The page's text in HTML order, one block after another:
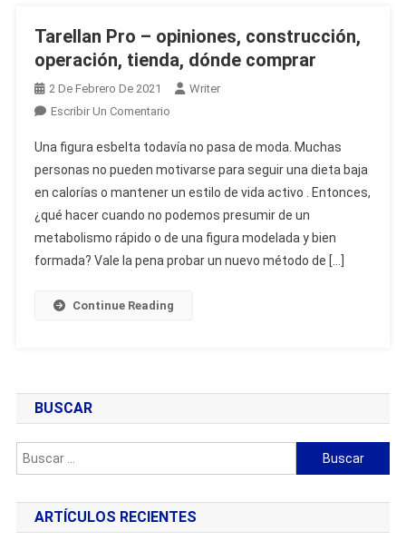
Tarellan Pro – opiniones, construcción,
operación, tienda, dónde comprar
2 De Febrero De 2021
Writer
Escribir Un ComentarioOn
Pro
–
Opiniones,
Construcción,
Operación,
Tienda,
Una figura esbelta todavía no pasa de moda. Muchas
personas no pueden motivarse para seguir una dieta baja
en calorías o mantener un estilo de vida activo . Entonces,
¿qué hacer cuando no podemos presumir de un
metabolismo rápido o de una figura modelada y bien
formada? Vale la pena probar un nuevo método de […]
Continue Reading
BUSCAR
Buscar:
ARTÍCULOS RECIENTES